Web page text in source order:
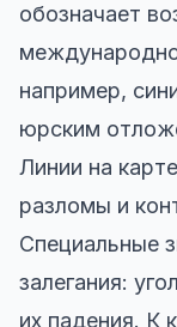
обозначает
например,
юрским
Линии на
разломы и
Специальные
залегания:
их падения. К